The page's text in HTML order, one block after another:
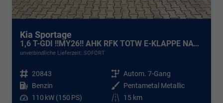
Kia Sportage
1,6 T-GDI !!MY26!! AHK RFK TOTW E-KLAPPE NAVI LED ACC
unverbindliche Lieferzeit: SOFORT
Fahrzeugnr. 20843 Getriebe Autom. 7-Gang
Kraftstoff Benzin Außenfarbe
Pentametal Metallic
Leistung 110 kW (150 PS) Kilometerstand
15 km